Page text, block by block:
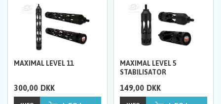
MAXIMAL LEVEL 11
300,00 DKK
MAXIMAL LEVEL 5
STABILISATOR
149,00 DKK